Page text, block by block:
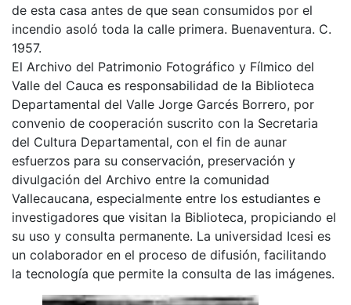
de esta casa antes de que sean consumidos por el
incendio asoló toda la calle primera. Buenaventura. C.
1957.
El Archivo del Patrimonio Fotográfico y Fílmico del
Valle del Cauca es responsabilidad de la Biblioteca
Departamental del Valle Jorge Garcés Borrero, por
convenio de cooperación suscrito con la Secretaria
del Cultura Departamental, con el fin de aunar
esfuerzos para su conservación, preservación y
divulgación del Archivo entre la comunidad
Vallecaucana, especialmente entre los estudiantes e
investigadores que visitan la Biblioteca, propiciando el
su uso y consulta permanente. La universidad Icesi es
un colaborador en el proceso de difusión, facilitando
la tecnología que permite la consulta de las imágenes.